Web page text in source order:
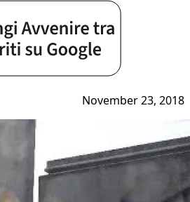
November 23, 2018